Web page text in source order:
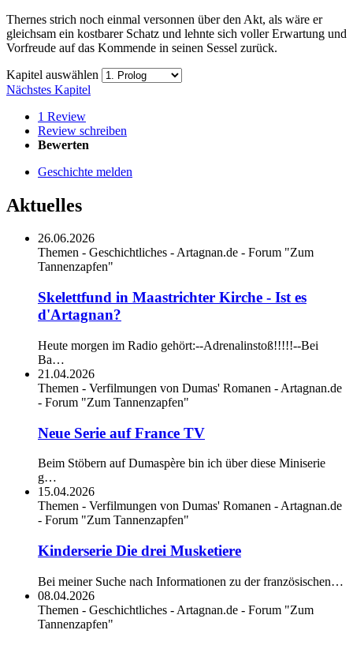
Thernes strich noch einmal versonnen über den Akt, als wäre er
gleichsam ein kostbarer Schatz und lehnte sich voller Erwartung und
Vorfreude auf das Kommende in seinen Sessel zurück.
Kapitel auswählen
Nächstes Kapitel
1 Review
Review schreiben
Bewerten
Geschichte melden
Aktuelles
26.06.2026
Themen - Geschichtliches - Artagnan.de - Forum "Zum
Tannenzapfen"
Skelettfund in Maastrichter Kirche - Ist es
d'Artagnan?
Heute morgen im Radio gehört:--Adrenalinstoß!!!!!--Bei
Ba…
21.04.2026
Themen - Verfilmungen von Dumas' Romanen - Artagnan.de
- Forum "Zum Tannenzapfen"
Neue Serie auf France TV
Beim Stöbern auf Dumaspère bin ich über diese Miniserie
g…
15.04.2026
Themen - Verfilmungen von Dumas' Romanen - Artagnan.de
- Forum "Zum Tannenzapfen"
Kinderserie Die drei Musketiere
Bei meiner Suche nach Informationen zu der französischen…
08.04.2026
Themen - Geschichtliches - Artagnan.de - Forum "Zum
Tannenzapfen"